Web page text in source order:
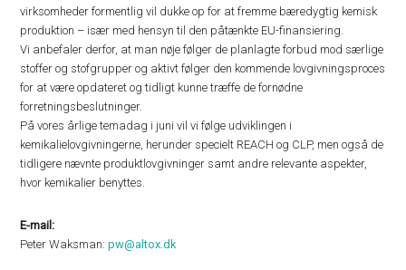
virksomheder formentlig vil dukke op for at fremme bæredygtig kemisk
produktion – især med hensyn til den påtænkte EU-finansiering.
Vi anbefaler derfor, at man nøje følger de planlagte forbud mod særlige
stoffer og stofgrupper og aktivt følger den kommende lovgivningsproces
for at være opdateret og tidligt kunne træffe de fornødne
forretningsbeslutninger.
På vores årlige temadag i juni vil vi følge udviklingen i
kemikalielovgivningerne, herunder specielt REACH og CLP, men også de
tidligere nævnte produktlovgivninger samt andre relevante aspekter,
hvor kemikalier benyttes.
E-mail:
Peter Waksman:pw@altox.dk